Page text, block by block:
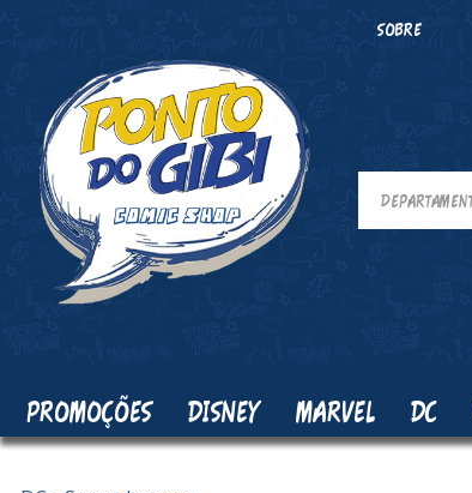
SOBRE
PROMOÇÕES DISNEY MARVEL DC